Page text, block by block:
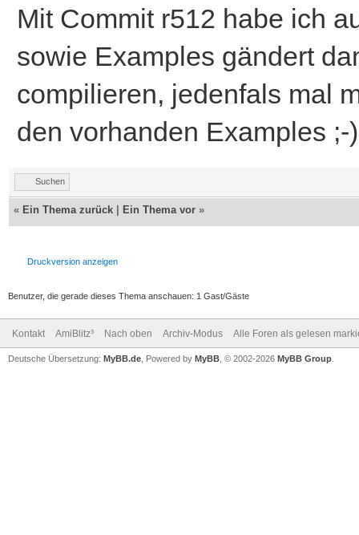
Mit Commit r512 habe ich
sowie Examples gändert
compilieren, jedenfals mal
den vorhanden Examples ;-)
Suchen
« Ein Thema zurück Ein Thema vor »
Druckversion anzeigen
Benutzer, die gerade dieses Thema anschauen: 1 Gast/Gäste
Kontakt AmiBlitz³ Nach oben Archiv-Modus Alle Foren als gelesen
Deutsche Übersetzung: MyBB.de , Powered by MyBB , © 2002-2026 MyBB Group